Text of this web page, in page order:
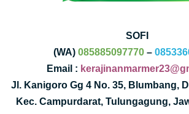
SOFI
(WA)085885097770 –
Email :
Jl. Kanigoro Gg 4 No. 35, Blumbang,
Kec. Campurdarat, Tulungagung,